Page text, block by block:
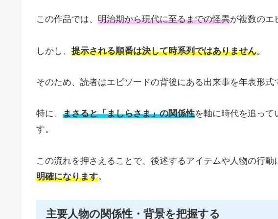
この作品では、 明治期から現代に至るまでの怪異が複数のエ
しかし、 提示される順番は決して時系列ではありません。
そのため、読者はエピソードの背後にある出来事を年表形式
特に、 まさると「ましらさま」の関係性を軸に時代を追って
す。
この流れを押さえることで、後述するアイテムや人物の行動
明確になります。
主要人物の関係性・背景を把握する